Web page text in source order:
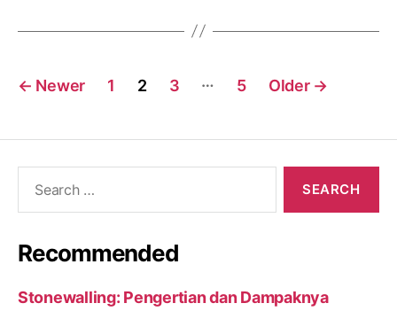
Posts
← Newer 1 2 3 … 5 Older →
Recommended
Stonewalling: Pengertian dan Dampaknya